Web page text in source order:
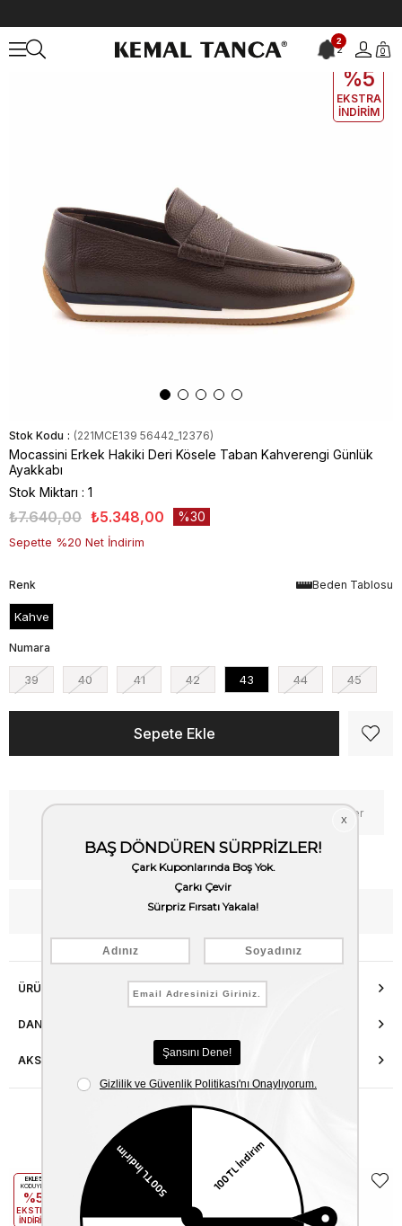
2
2 0
EKLE5
%5
EKSTRA
İNDİRİM
Stok Kodu (221MCE139 56442_12376)
Mocassini Erkek Hakiki Deri Kösele Taban Kahverengi Günlük
Ayakkabı
Stok Miktarı : 1
₺7.640,00 ₺5.348,00 30
Sepette %20 Net İndirim
Beden Tablosu
Renk
Kahve
Numara
39 40 41 42 43 44 45
Fiyat Düşünce Haber Ver
Kargo Bedava
WhatsApp’tan Bilgi Al
ÜRÜN ÖZELLIKLERI
DANIŞMA HATTI
AKSESUAR ONARIMI
Benzer Ürünler
EKLE5
KODUYLA
%5
EKSTRA
İNDİRİM
EKLE5
KODUYLA
İNDİRİM